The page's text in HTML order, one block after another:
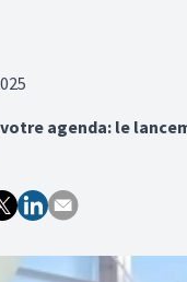
agenda: le